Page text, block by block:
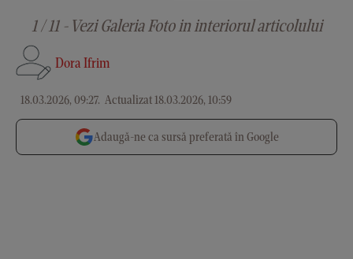
Dora Ifrim
18.03.2026, 09:27. Actualizat 18.03.2026, 10:59
1 / 11 - Vezi Galeria Foto in interiorul articolului
Adaugă-ne ca sursă preferată în Google